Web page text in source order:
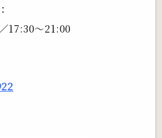
17:30～21:00